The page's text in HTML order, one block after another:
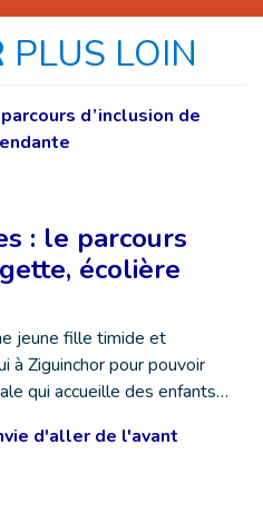
PLUS LOIN
: le parcours
écolière
jeune fille timide et
à Ziguinchor pour pouvoir
qui accueille des enfants…